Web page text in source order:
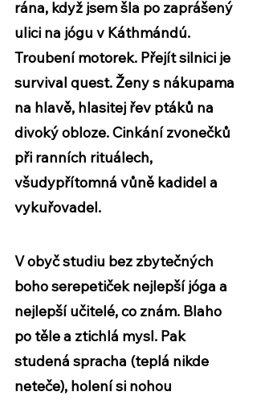
rána, když jsem šla po zaprášený
ulici na jógu v Káthmándú.
Troubení motorek. Přejít silnici je
survival quest. Ženy s nákupama
na hlavě, hlasitej řev ptáků na
divoký obloze. Cinkání zvonečků
při ranních rituálech,
všudypřítomná vůně kadidel a
vykuřovadel.
V obyč studiu bez zbytečných
boho serepetiček nejlepší jóga a
nejlepší učitelé, co znám. Blaho
po těle a ztichlá mysl. Pak
studená spracha (teplá nikde
neteče), holení si nohou